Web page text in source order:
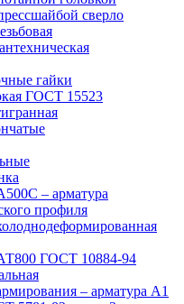
сверло
гайки
ГОСТ 15523
– арматура
профиля
ГОСТ 10884-94
– арматура А1